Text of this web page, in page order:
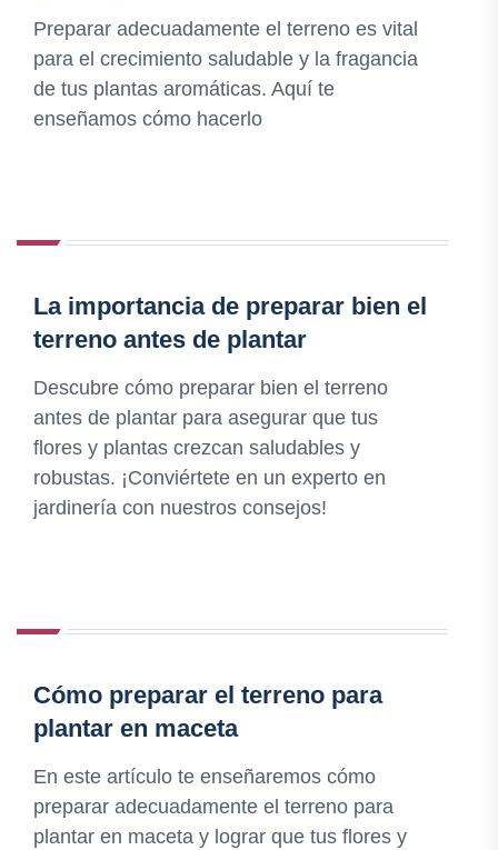
Preparar adecuadamente el terreno es vital
para el crecimiento saludable y la fragancia
de tus plantas aromáticas. Aquí te
enseñamos cómo hacerlo
La importancia de preparar bien el
terreno antes de plantar
Descubre cómo preparar bien el terreno
antes de plantar para asegurar que tus
flores y plantas crezcan saludables y
robustas. ¡Conviértete en un experto en
jardinería con nuestros consejos!
Cómo preparar el terreno para
plantar en maceta
En este artículo te enseñaremos cómo
preparar adecuadamente el terreno para
plantar en maceta y lograr que tus flores y